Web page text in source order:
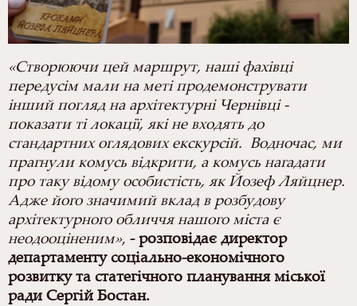
«Створюючи цей маршрут, наші фахівці
передусім мали на меті продемонструвати
інший погляд на архітектурні Чернівці -
показати ті локації, які не входять до
стандартних оглядових екскурсій. Водночас, ми
прагнули комусь відкрити, а комусь нагадати
про таку відому особистість, як Йозеф Ляйцнер.
Адже його значимий вклад в розбудову
архітектурного обличчя нашого міста є
неодооціненим», - розповідає директор
департаменту соціально-економічного
розвитку та статегічного планування міської
ради Сергій Бостан.